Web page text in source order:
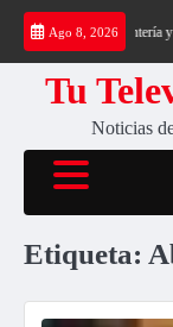
Saltar
contenido
Ago 8, 2026
al Cerro Cantería y
Tu
Noticias
Etiqueta: